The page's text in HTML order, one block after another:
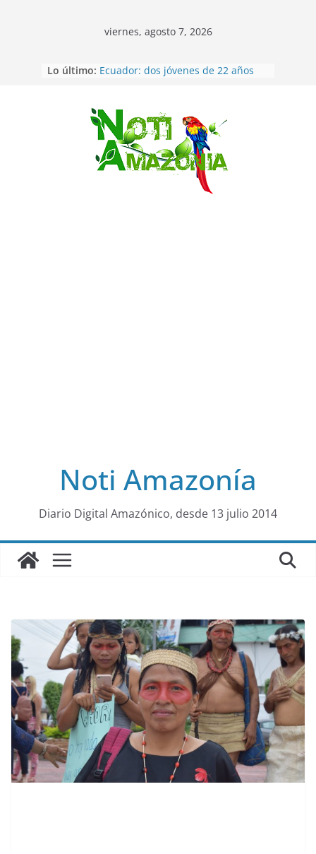
Saltar
al
viernes, agosto 7, 2026
Lo último: sobre los efectos de dormir mal en
desaparecidos fueron encontrados
muertos en Puerto lopez
Sentencian a 34 años de prisión a
implicados en caso de Alison,
oriunda de Tena
Vozinha, el arquero sensación de
cabo Verde, ya llegó para
Noti Amazonía
Diario Digital Amazónico, desde 13 julio 2014